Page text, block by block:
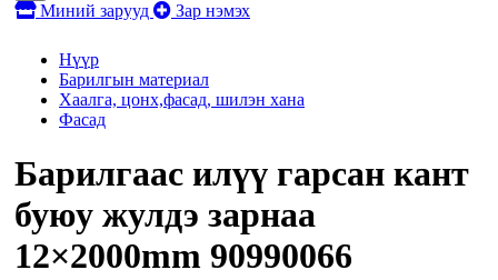
Миний зарууд Зар нэмэх
Нүүр
Барилгын материал
Хаалга, цонх,фасад, шилэн хана
Фасад
Барилгаас илүү гарсан кант
буюу жулдэ зарнаа
12×2000mm 90990066